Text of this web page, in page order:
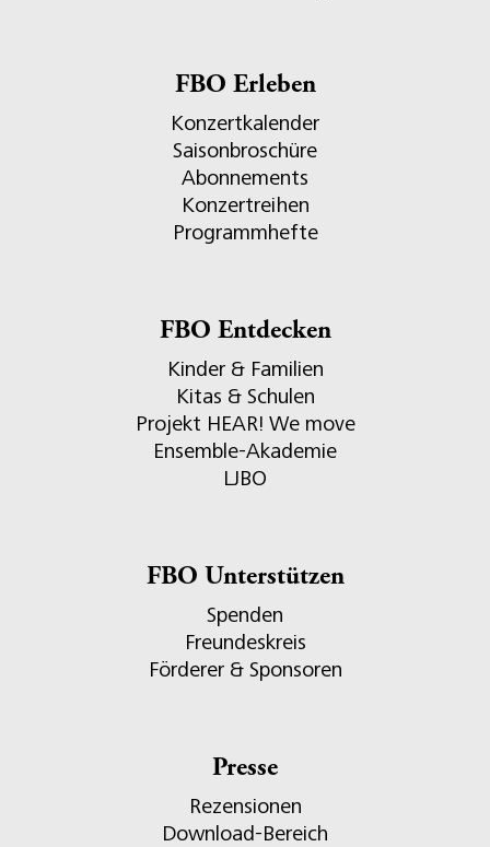
FBO Erleben
Konzertkalender
Saisonbroschüre
Abonnements
Konzertreihen
Programmhefte
FBO Entdecken
Kinder & Familien
Kitas & Schulen
Projekt HEAR! We move
Ensemble-Akademie
LJBO
FBO Unterstützen
Spenden
Freundeskreis
Förderer & Sponsoren
Presse
Rezensionen
Download-Bereich